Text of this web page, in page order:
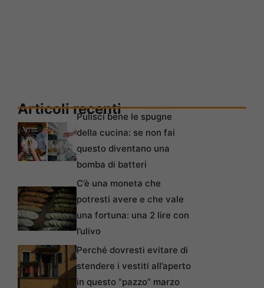
Articoli recentiPulisci bene le spugne
della cucina: se non fai
questo diventano una
bomba di batteri
C’è una moneta che
potresti avere e che vale
una fortuna: una 2 lire con
l’ulivo
Perché dovresti evitare di
stendere i vestiti all’aperto
in questo “pazzo” marzo